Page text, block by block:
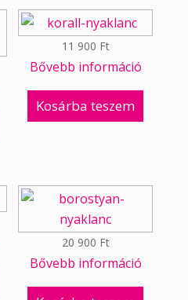
11 900 Ft
Bővebb információ
Kosárba teszem
20 900 Ft
Bővebb információ